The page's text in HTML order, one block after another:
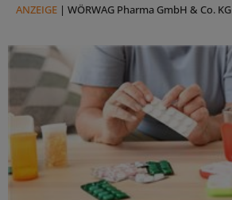
ANZEIGE | WÖRWAG Pharma GmbH & Co. KG